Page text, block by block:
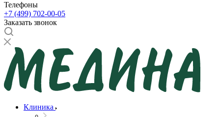
Телефоны
+7 (499) 702-00-05
Заказать звонок
Клиника